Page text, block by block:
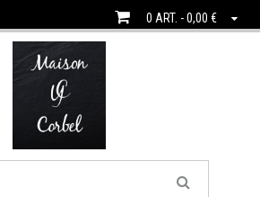
0 ART. - 0,00 €